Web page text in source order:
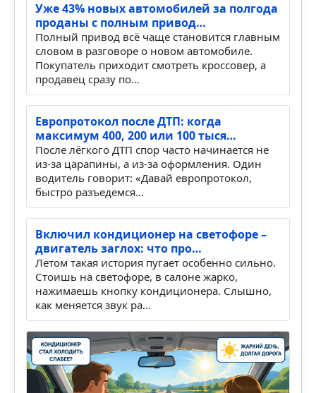
Уже 43% новых автомобилей за полгода
проданы с полным привод…
Полный привод всё чаще становится главным
словом в разговоре о новом автомобиле.
Покупатель приходит смотреть кроссовер, а
продавец сразу по…
Европротокол после ДТП: когда
максимум 400, 200 или 100 тыся…
После лёгкого ДТП спор часто начинается не
из-за царапины, а из-за оформления. Один
водитель говорит: «Давай европротокол,
быстро разъедемся…
Включил кондиционер на светофоре –